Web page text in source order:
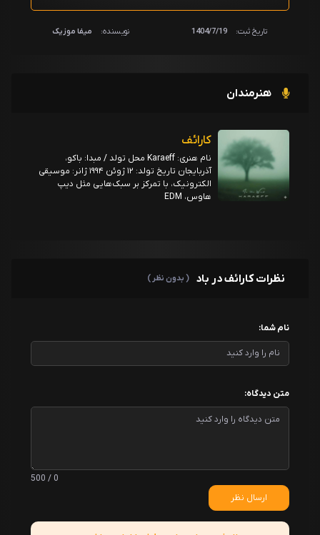
تاریخ ثبت: 1404/7/19 نویسنده: میفا موزیک
هنرمندان
کارائف
نام هنری: Karaeff محل تولد / مبدا: باکو،
آذربایجان تاریخ تولد: ۱۲ ژوئن ۱۹۹۴ ژانر: موسیقی
الکترونیک، با تمرکز بر سبک‌هایی مثل دیپ
هاوس، EDM
نظرات کارائف در باد ( بدون نظر )
نام شما:
متن دیدگاه:
0 / 500
ارسال نظر